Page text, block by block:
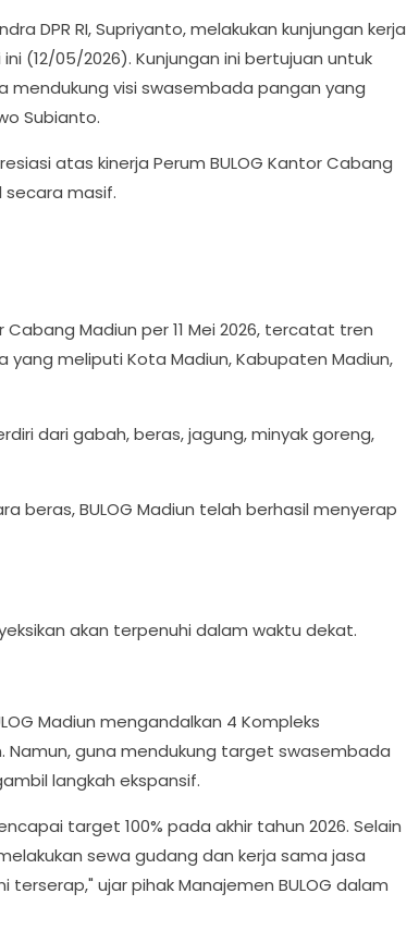
DPR RI, Supriyanto, melakukan kunjungan kerja
(12/05/2026). Kunjungan ini bertujuan untuk
mendukung visi swasembada pangan yang
Subianto.
atas kinerja Perum BULOG Kantor Cabang
secara masif.
Madiun per 11 Mei 2026, tercatat tren
meliputi Kota Madiun, Kabupaten Madiun,
dari gabah, beras, jagung, minyak goreng,
beras, BULOG Madiun telah berhasil menyerap
akan terpenuhi dalam waktu dekat.
Madiun mengandalkan 4 Kompleks
guna mendukung target swasembada
langkah ekspansif.
target 100% pada akhir tahun 2026. Selain
sewa gudang dan kerja sama jasa
ujar pihak Manajemen BULOG dalam